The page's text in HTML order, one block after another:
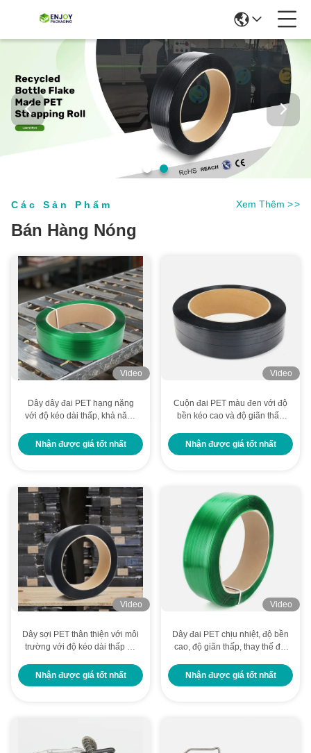
Các Sản Phẩm
Bán Hàng Nóng
Xem Thêm >>
Video
Dây dây đai PET hạng nặng
với độ kéo dài thấp, khả năng
kéo mạnh để gói an toàn
Nhận được giá tốt nhất
Video
Cuộn đai PET màu đen với độ
bền kéo cao và độ giãn thấp
Nhận được giá tốt nhất
Video
Dây sợi PET thân thiện với môi
trường với độ kéo dài thấp và
công nghiệp
Nhận được giá tốt nhất
Video
Dây đai PET chịu nhiệt, độ bền
cao, độ giãn thấp, thay thế đai
nghiệp
Nhận được giá tốt nhất